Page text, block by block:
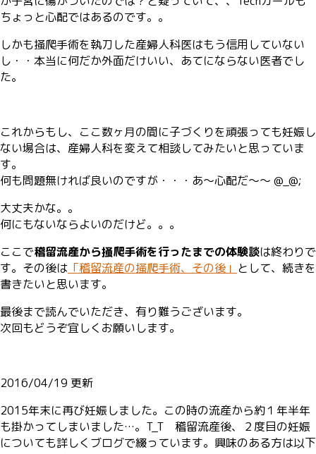
ちょっと心配ではあるのです。。
しかも掻爬手術を執刀した産婦人科医はもう信用していない
し・・本当に何だか外面だけいい、あてにならない医者でし
た。
これからもし、ここ数ヶ月の間に子づくりを頑張っても妊娠し
ない場合は、産婦人科を変えて相談してみたいと思っていま
す。
何も問題無ければ良いのですが・・・あ〜心配だ〜〜 @_@;
大丈夫かな。。
何にもないならよいのだけど。。。
ここで稽留流産から掻爬手術を行ったまでの体験談は終わりで
す。その後は 「稽留流産の掻爬手術、その後」 として、続きを
書きたいと思います。
最後まで読んでいただき、有り難うございます。
次回もどうぞ宜しくお願いします。
2016/04/19 更新
2015年末に再び妊娠しました。この時の流産から約１年半年
も掛かってしまいました…。T_T 稽留流産後、２度目の妊娠
についても詳しくブログで綴っています。興味のある方は以下